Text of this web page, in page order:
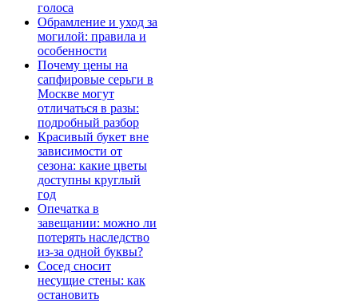
голоса
Обрамление и уход за
могилой: правила и
особенности
Почему цены на
сапфировые серьги в
Москве могут
отличаться в разы:
подробный разбор
Красивый букет вне
зависимости от
сезона: какие цветы
доступны круглый
год
Опечатка в
завещании: можно ли
потерять наследство
из-за одной буквы?
Сосед сносит
несущие стены: как
остановить